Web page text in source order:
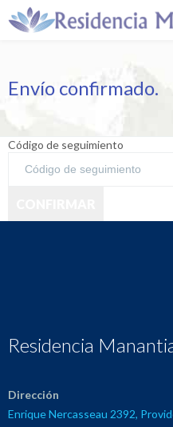
Envío confirmado.
Código de seguimiento
Residencia
Dirección
Enrique Nercasseau 2392,